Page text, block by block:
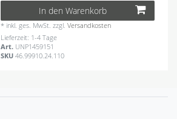
In den Warenkorb
* inkl. ges. MwSt. zzgl.Versandkosten
Lieferzeit: 1-4 Tage
Art. UNP1459151
SKU46.99910.24.110